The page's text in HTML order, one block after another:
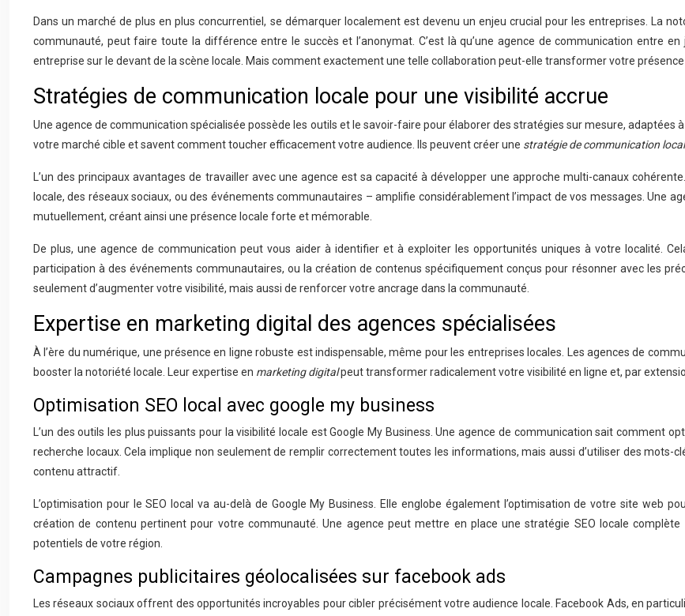
Dans un marché de plus en plus concurrentiel, se démarquer localement est devenu un enjeu crucial pour les entreprises. La
communauté, peut faire toute la différence entre le succès et l’anonymat. C’est là qu’une agence de communication entre
entreprise sur le devant de la scène locale. Mais comment exactement une telle collaboration peut-elle transformer votre présence
Stratégies de communication locale pour une visibilité accrue
Une agence de communication spécialisée possède les outils et le savoir-faire pour élaborer des stratégies sur mesure,
votre marché cible et savent comment toucher efficacement votre audience. Ils peuvent créer une stratégie de communication
L’un des principaux avantages de travailler avec une agence est sa capacité à développer une approche multi-canaux
locale, des réseaux sociaux, ou des événements communautaires – amplifie considérablement l’impact de vos messages. Une
mutuellement, créant ainsi une présence locale forte et mémorable.
De plus, une agence de communication peut vous aider à identifier et à exploiter les opportunités uniques à votre localité.
participation à des événements communautaires, ou la création de contenus spécifiquement conçus pour résonner avec les
seulement d’augmenter votre visibilité, mais aussi de renforcer votre ancrage dans la communauté.
Expertise en marketing digital des agences spécialisées
À l’ère du numérique, une présence en ligne robuste est indispensable, même pour les entreprises locales. Les agences de
booster la notoriété locale. Leur expertise en marketing digitalpeut transformer radicalement votre visibilité en ligne et, par
Optimisation SEO local avec google my business
L’un des outils les plus puissants pour la visibilité locale est Google My Business. Une agence de communication sait comment
recherche locaux. Cela implique non seulement de remplir correctement toutes les informations, mais aussi d’utiliser des mots-
contenu attractif.
L’optimisation pour le SEO local va au-delà de Google My Business. Elle englobe également l’optimisation de votre site web
création de contenu pertinent pour votre communauté. Une agence peut mettre en place une stratégie SEO locale
potentiels de votre région.
Campagnes publicitaires géolocalisées sur facebook ads
Les réseaux sociaux offrent des opportunités incroyables pour cibler précisément votre audience locale. Facebook Ads, en